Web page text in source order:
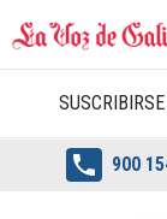
SUSCRIBIRSE
 900